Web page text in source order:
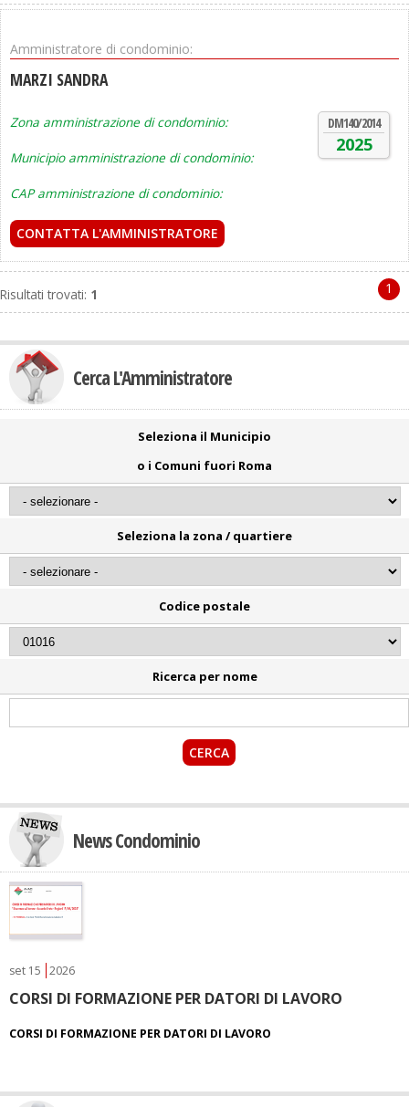
Amministratore di condominio:
MARZI SANDRA
DM140/2014
2025
Zona amministrazione di condominio:
Municipio amministrazione di condominio:
CAP amministrazione di condominio:
CONTATTA L'AMMINISTRATORE
1
Risultati trovati: 1
Cerca L'Amministratore
Seleziona il Municipio
o i Comuni fuori Roma
Seleziona la zona / quartiere
Codice postale
Ricerca per nome
News Condominio
set 15 2026
CORSI DI FORMAZIONE PER DATORI DI LAVORO
CORSI DI FORMAZIONE PER DATORI DI LAVORO